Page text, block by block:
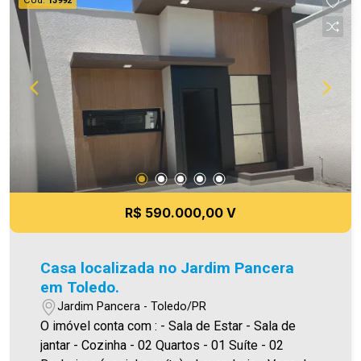
total de 23,00m². - Espaço de Garagem para dois
carros paralelo; - Bancada com pia ao lado da
churrasqueira com portas de alumínio. - Box nos
dois Banheiros - Portão eletrônico - interfone
Casa construída com 84,89m² Terreno com
180,00m² Aproveite essa oportunidade! A hora
de encontrar o seu novo lar É AGORA! Imobiliária
Ativa, sinta-se em casa!
R$ 590.000,00 V
Casa localizada no Jardim Pancera
em Toledo.
Jardim Pancera - Toledo/PR
O imóvel conta com : - Sala de Estar - Sala de
jantar - Cozinha - 02 Quartos - 01 Suíte - 02